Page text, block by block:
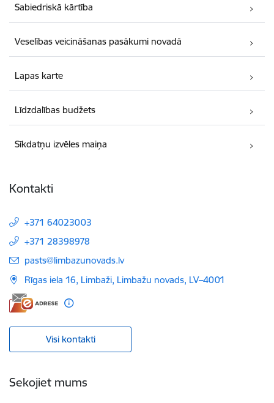
Sabiedriskā kārtība
Veselības veicināšanas pasākumi novadā
Lapas karte
Līdzdalības budžets
Sīkdatņu izvēles maiņa
Kontakti
+371 64023003
+371 28398978
E-pasts:
pasts@limbazunovads.lv
Rīgas iela 16, Limbaži, Limbažu novads, LV–4001
Visi kontakti
Sekojiet mums